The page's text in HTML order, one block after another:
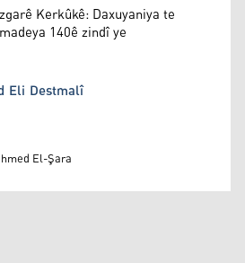
Kerkûkê: Daxuyaniya te
140ê zindî ye
Eli Destmalî
El-Şara